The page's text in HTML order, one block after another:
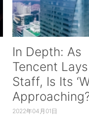
In Depth: As
Tencent
Staff, Is Its
2022年04月01日